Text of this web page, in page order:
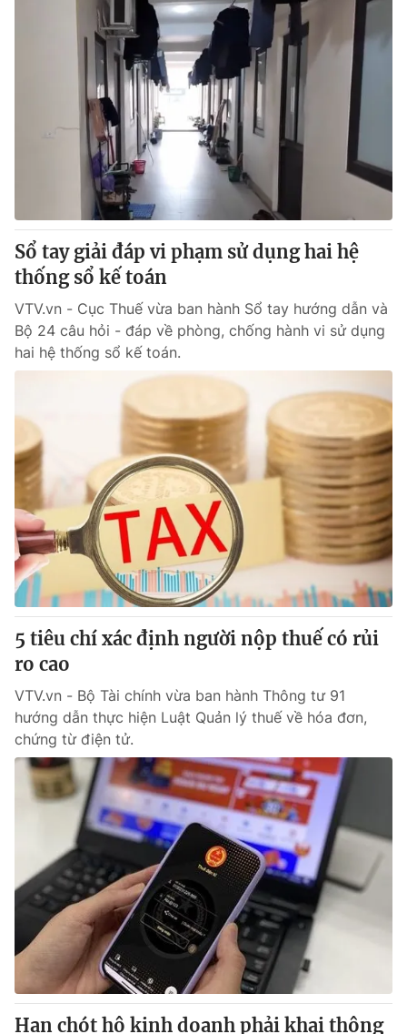
Liên hệ quảng cáo:
024-7300.7108
® Cấm sao chép dưới mọi hình thức nếu không có sự chấp
thuận bằng văn bản. Ghi rõ nguồn VTV.vn khi phát hành lại
thông tin từ website này.
Sổ tay giải đáp vi phạm sử dụng hai hệ
thống sổ kế toán
VTV.vn - Cục Thuế vừa ban hành Sổ tay hướng dẫn và
Bộ 24 câu hỏi - đáp về phòng, chống hành vi sử dụng
hai hệ thống sổ kế toán.
5 tiêu chí xác định người nộp thuế có rủi
ro cao
VTV.vn - Bộ Tài chính vừa ban hành Thông tư 91
hướng dẫn thực hiện Luật Quản lý thuế về hóa đơn,
chứng từ điện tử.
Hạn chót hộ kinh doanh phải khai thông